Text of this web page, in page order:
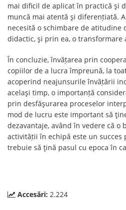
mai dificil de aplicat în practică și
muncă mai atentă și diferenṭiată.
necesită o schimbare de atitudine
didactic, și prin ea, o
În concluzie, învăṭarea prin
copiilor de a lucra împreună, la
acoperind neajunsurile învăṭării
același timp, o importanṭă
prin desfășurarea proceselor
mod de lucru este important să
dezavantaje, având în vedere că o
activităṭii în echipă este un
trebuie să țină pasul cu epoca în
Accesări: 2.224